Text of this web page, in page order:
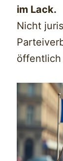
im Lack.
Nicht
öffentlich